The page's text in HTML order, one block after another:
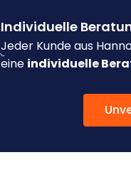
Individuelle
Jeder Kunde aus
eine individuelle